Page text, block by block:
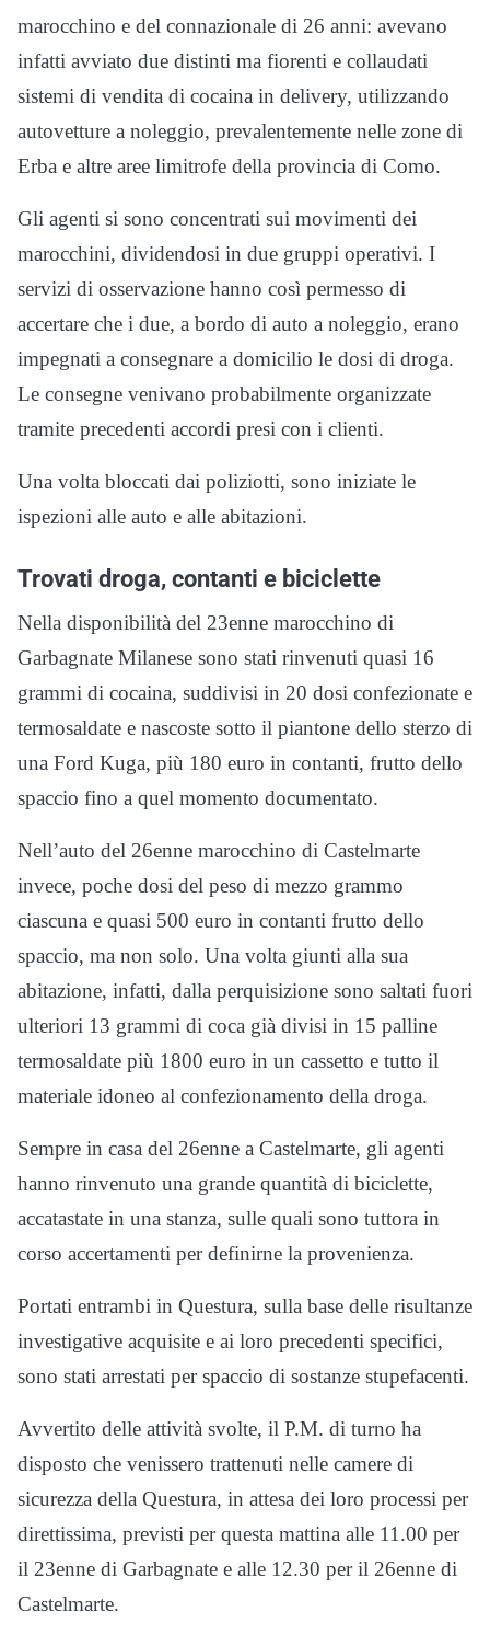
marocchino e del connazionale di 26 anni: avevano
infatti avviato due distinti ma fiorenti e collaudati
sistemi di vendita di cocaina in delivery, utilizzando
autovetture a noleggio, prevalentemente nelle zone di
Erba e altre aree limitrofe della provincia di Como.
Gli agenti si sono concentrati sui movimenti dei
marocchini, dividendosi in due gruppi operativi. I
servizi di osservazione hanno così permesso di
accertare che i due, a bordo di auto a noleggio, erano
impegnati a consegnare a domicilio le dosi di droga.
Le consegne venivano probabilmente organizzate
tramite precedenti accordi presi con i clienti.
Una volta bloccati dai poliziotti, sono iniziate le
ispezioni alle auto e alle abitazioni.
Trovati droga, contanti e biciclette
Nella disponibilità del 23enne marocchino di
Garbagnate Milanese sono stati rinvenuti quasi 16
grammi di cocaina, suddivisi in 20 dosi confezionate e
termosaldate e nascoste sotto il piantone dello sterzo di
una Ford Kuga, più 180 euro in contanti, frutto dello
spaccio fino a quel momento documentato.
Nell’auto del 26enne marocchino di Castelmarte
invece, poche dosi del peso di mezzo grammo
ciascuna e quasi 500 euro in contanti frutto dello
spaccio, ma non solo. Una volta giunti alla sua
abitazione, infatti, dalla perquisizione sono saltati fuori
ulteriori 13 grammi di coca già divisi in 15 palline
termosaldate più 1800 euro in un cassetto e tutto il
materiale idoneo al confezionamento della droga.
Sempre in casa del 26enne a Castelmarte, gli agenti
hanno rinvenuto una grande quantità di biciclette,
accatastate in una stanza, sulle quali sono tuttora in
corso accertamenti per definirne la provenienza.
Portati entrambi in Questura, sulla base delle risultanze
investigative acquisite e ai loro precedenti specifici,
sono stati arrestati per spaccio di sostanze stupefacenti.
Avvertito delle attività svolte, il P.M. di turno ha
disposto che venissero trattenuti nelle camere di
sicurezza della Questura, in attesa dei loro processi per
direttissima, previsti per questa mattina alle 11.00 per
il 23enne di Garbagnate e alle 12.30 per il 26enne di
Castelmarte.